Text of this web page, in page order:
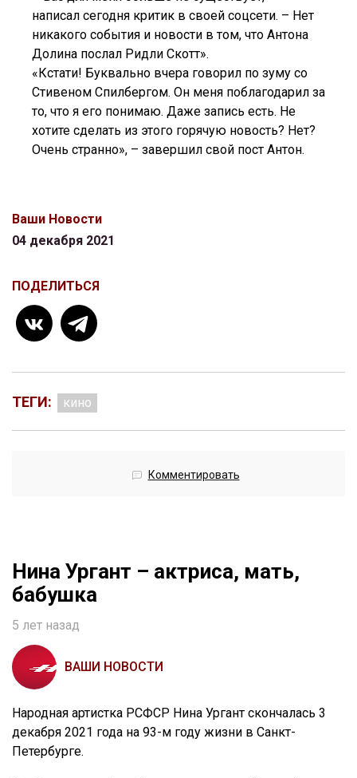
написал сегодня критик в своей соцсети. – Нет
никакого события и новости в том, что Антона
Долина послал Ридли Скотт».
«Кстати! Буквально вчера говорил по зуму со
Стивеном Спилбергом. Он меня поблагодарил за
то, что я его понимаю. Даже запись есть. Не
хотите сделать из этого горячую новость? Нет?
Очень странно», – завершил свой пост Антон.
Ваши Новости
04 декабря 2021
ПОДЕЛИТЬСЯ
ТЕГИ: кино
Комментировать
Нина Ургант – актриса, мать,
бабушка
5 лет назад
ВАШИ НОВОСТИ
Народная артистка РСФСР Нина Ургант скончалась 3
декабря 2021 года на 93-м году жизни в Санкт-
Петербурге.